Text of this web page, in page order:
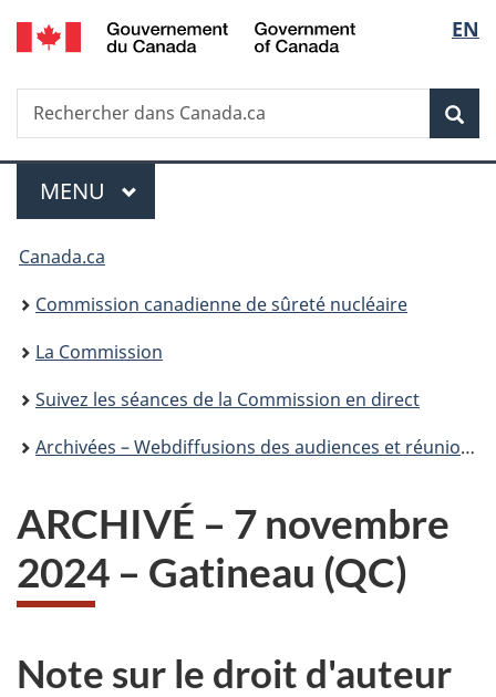
Passer
au
principal
de
la
EN
Recherche
Rechercher
dans
Menu
MENU PRINCIPAL
Vous
êtes
ici
Canada.ca
Commission canadienne de sûreté nucléaire
La Commission
Suivez les séances de la Commission en direct
Archivées – Webdiffusions des audiences et réunions publiques
ARCHIVÉ – 7 novembre
2024 – Gatineau (QC)
Note sur le droit d'auteur